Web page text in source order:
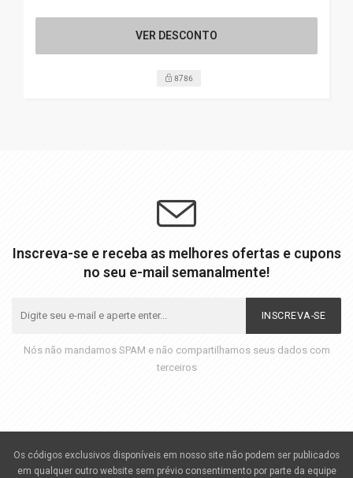
VER DESCONTO
8786
Inscreva-se e receba as melhores ofertas e cupons
no seu e-mail semanalmente!
INSCREVA-SE
Nós não mandamos SPAM e não compartilhamos seus dados com
terceiros
Os códigos exclusivos disponíveis em nosso site não podem ser publicados
em qualquer outro website sem prévio consentimento por parte da equipe